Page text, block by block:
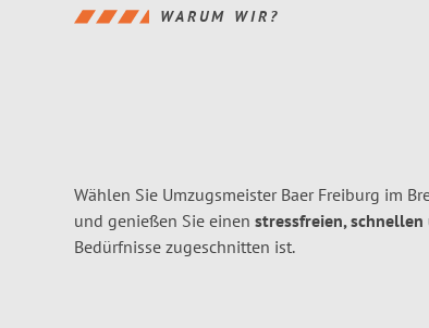
WARUM WIR?
Wählen Sie Umzugsmeister Baer Freiburg im
und genießen Sie einen stressfreien,
Bedürfnisse zugeschnitten ist.